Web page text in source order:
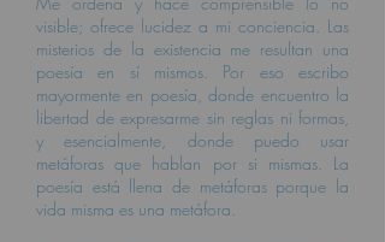
visible; ofrece lucidez a mi conciencia. Las
misterios de la existencia me resultan una
poesía en sí mismos. Por eso escribo
mayormente en poesía, donde encuentro la
libertad de expresarme sin reglas ni formas,
y esencialmente, donde puedo usar
metáforas que hablan por si mismas. La
poesía está llena de metáforas porque la
vida misma es una metáfora.